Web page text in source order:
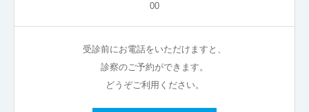
00
受診前にお電話をいただけますと、
診察のご予約ができます。
どうぞご利用ください。